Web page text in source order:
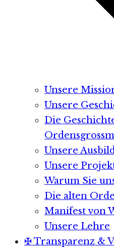
Unsere
Unsere
Die
Unsere
Unsere
Warum Sie
Die alten
Manifest von
Unsere Lehre
✠ Transparenz &